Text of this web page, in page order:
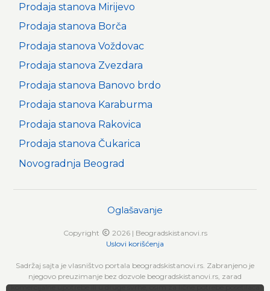
Prodaja stanova Mirijevo
Prodaja stanova Borča
Prodaja stanova Voždovac
Prodaja stanova Zvezdara
Prodaja stanova Banovo brdo
Prodaja stanova Karaburma
Prodaja stanova Rakovica
Prodaja stanova Čukarica
Novogradnja Beograd
Oglašavanje
Copyright
2026 | Beogradskistanovi.rs
Uslovi korišćenja
Sadržaj sajta je vlasništvo portala beogradskistanovi.rs. Zabranjeno je
njegovo preuzimanje bez dozvole beogradskistanovi.rs, zarad
komercijalne upotrebe ili u druge svrhe, osim za lične potrebe posetilaca